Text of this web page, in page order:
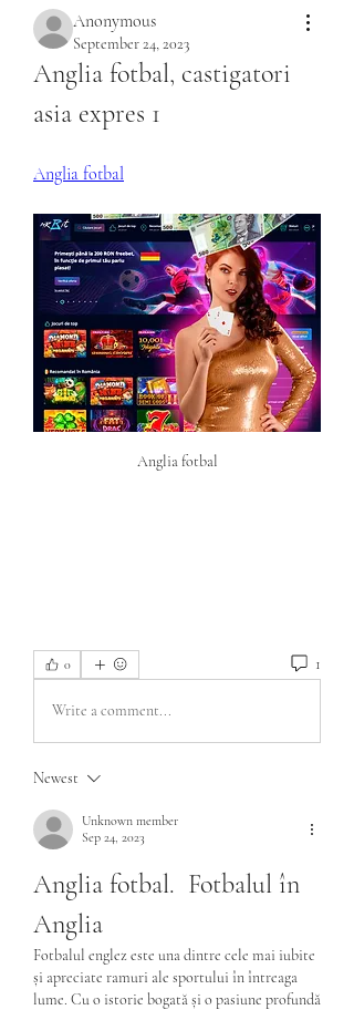
Anonymous
September 24, 2023
Anglia fotbal, castigatori
asia expres 1
Anglia fotbal
Anglia fotbal
0 1
Write a comment...
Newest
Unknown member
Sep 24, 2023
Anglia fotbal.  Fotbalul în
Anglia
Fotbalul englez este una dintre cele mai iubite
și apreciate ramuri ale sportului în întreaga
lume. Cu o istorie bogată și o pasiune profundă